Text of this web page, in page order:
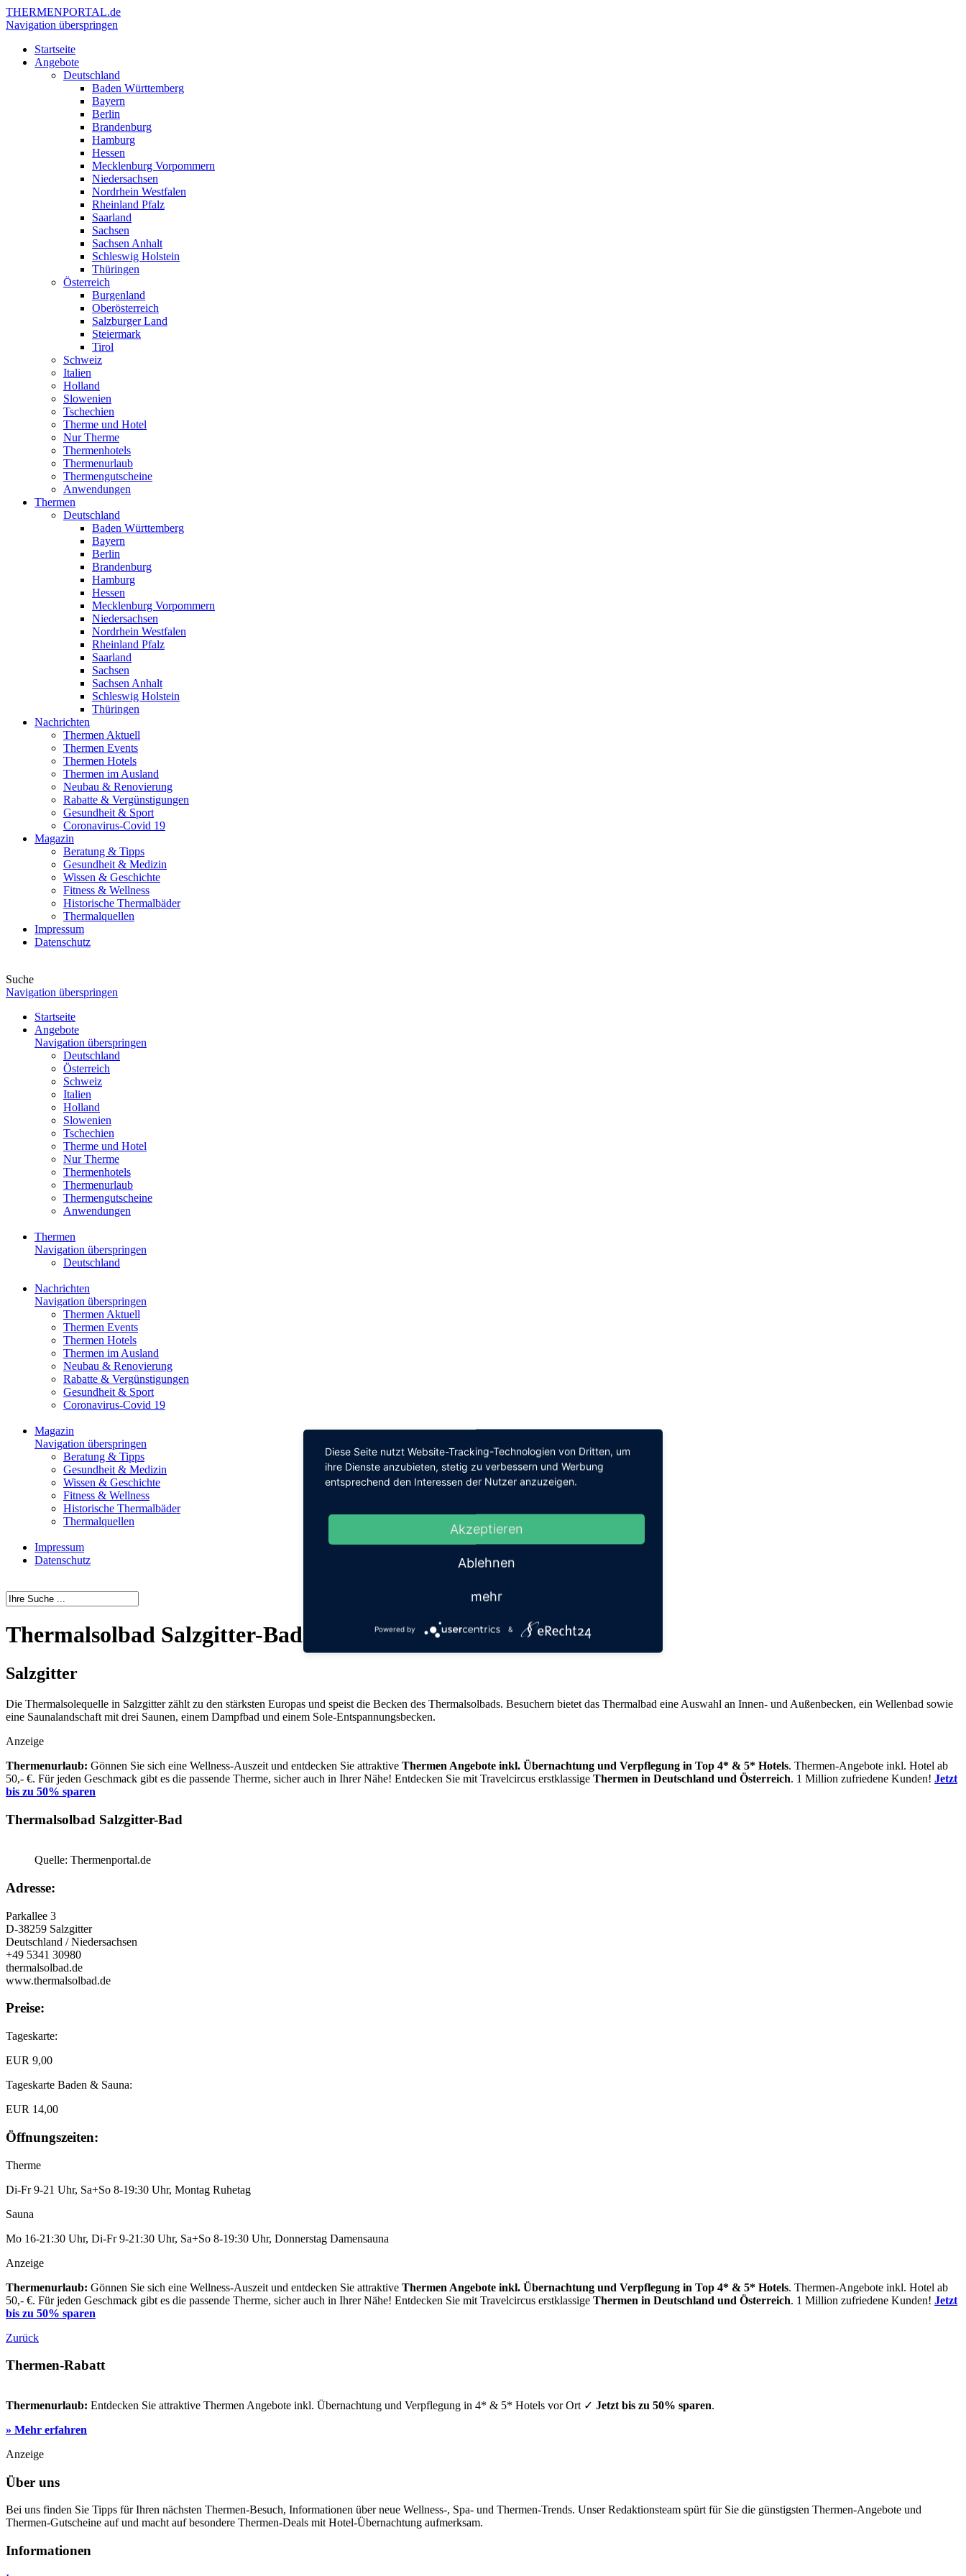
THERMENPORTAL.de
Navigation überspringen
Startseite
Angebote
Deutschland
Baden Württemberg
Bayern
Berlin
Brandenburg
Hamburg
Hessen
Mecklenburg Vorpommern
Niedersachsen
Nordrhein Westfalen
Rheinland Pfalz
Saarland
Sachsen
Sachsen Anhalt
Schleswig Holstein
Thüringen
Österreich
Burgenland
Oberösterreich
Salzburger Land
Steiermark
Tirol
Schweiz
Italien
Holland
Slowenien
Tschechien
Therme und Hotel
Nur Therme
Thermenhotels
Thermenurlaub
Thermengutscheine
Anwendungen
Thermen
Deutschland
Baden Württemberg
Bayern
Berlin
Brandenburg
Hamburg
Hessen
Mecklenburg Vorpommern
Niedersachsen
Nordrhein Westfalen
Rheinland Pfalz
Saarland
Sachsen
Sachsen Anhalt
Schleswig Holstein
Thüringen
Nachrichten
Thermen Aktuell
Thermen Events
Thermen Hotels
Thermen im Ausland
Neubau & Renovierung
Rabatte & Vergünstigungen
Gesundheit & Sport
Coronavirus-Covid 19
Magazin
Beratung & Tipps
Gesundheit & Medizin
Wissen & Geschichte
Fitness & Wellness
Historische Thermalbäder
Thermalquellen
Impressum
Datenschutz
Suche
Navigation überspringen
Startseite
Angebote
Navigation überspringen
Deutschland
Österreich
Schweiz
Italien
Holland
Slowenien
Tschechien
Therme und Hotel
Nur Therme
Thermenhotels
Thermenurlaub
Thermengutscheine
Anwendungen
Thermen
Navigation überspringen
Deutschland
Nachrichten
Navigation überspringen
Thermen Aktuell
Thermen Events
Thermen Hotels
Thermen im Ausland
Neubau & Renovierung
Rabatte & Vergünstigungen
Gesundheit & Sport
Coronavirus-Covid 19
Magazin
Navigation überspringen
Beratung & Tipps
Gesundheit & Medizin
Wissen & Geschichte
Fitness & Wellness
Historische Thermalbäder
Thermalquellen
Impressum
Datenschutz
Thermalsolbad Salzgitter-Bad
Salzgitter
Die Thermalsolequelle in Salzgitter zählt zu den stärksten Europas und speist die Becken des Thermalsolbads. Besuchern bietet das Thermalbad eine Auswahl an Innen- und Außenbecken, ein Wellenbad sowie
eine Saunalandschaft mit drei Saunen, einem Dampfbad und einem Sole-Entspannungsbecken.
Anzeige
Thermenurlaub: Gönnen Sie sich eine Wellness-Auszeit und entdecken Sie attraktive Thermen Angebote inkl. Übernachtung und Verpflegung in Top 4* & 5* Hotels. Thermen-Angebote inkl. Hotel ab
50,- €. Für jeden Geschmack gibt es die passende Therme, sicher auch in Ihrer Nähe! Entdecken Sie mit Travelcircus erstklassige Thermen in Deutschland und Österreich. 1 Million zufriedene Kunden! Jetzt
bis zu 50% sparen
Thermalsolbad Salzgitter-Bad
Quelle: Thermenportal.de
Adresse:
Parkallee 3
D-38259 Salzgitter
Deutschland / Niedersachsen
+49 5341 30980
thermalsolbad.de
www.thermalsolbad.de
Preise:
Tageskarte:
EUR 9,00
Tageskarte Baden & Sauna:
EUR 14,00
Öffnungszeiten:
Therme
Di-Fr 9-21 Uhr, Sa+So 8-19:30 Uhr, Montag Ruhetag
Sauna
Mo 16-21:30 Uhr, Di-Fr 9-21:30 Uhr, Sa+So 8-19:30 Uhr, Donnerstag Damensauna
Anzeige
Thermenurlaub: Gönnen Sie sich eine Wellness-Auszeit und entdecken Sie attraktive Thermen Angebote inkl. Übernachtung und Verpflegung in Top 4* & 5* Hotels. Thermen-Angebote inkl. Hotel ab
50,- €. Für jeden Geschmack gibt es die passende Therme, sicher auch in Ihrer Nähe! Entdecken Sie mit Travelcircus erstklassige Thermen in Deutschland und Österreich. 1 Million zufriedene Kunden! Jetzt
bis zu 50% sparen
Zurück
Thermen-Rabatt
Thermenurlaub: Entdecken Sie attraktive Thermen Angebote inkl. Übernachtung und Verpflegung in 4* & 5* Hotels vor Ort ✓ Jetzt bis zu 50% sparen.
» Mehr erfahren
Anzeige
Über uns
Bei uns finden Sie Tipps für Ihren nächsten Thermen-Besuch, Informationen über neue Wellness-, Spa- und Thermen-Trends. Unser Redaktionsteam spürt für Sie die günstigsten Thermen-Angebote und
Thermen-Gutscheine auf und macht auf besondere Thermen-Deals mit Hotel-Übernachtung aufmerksam.
Informa­tionen
Diese Seite nutzt Website-Tracking-Technologien von Dritten, um
ihre Dienste anzubieten, stetig zu verbessern und Werbung
entsprechend den Interessen der Nutzer anzuzeigen.
Akzeptieren
Ablehnen
mehr
Powered by &